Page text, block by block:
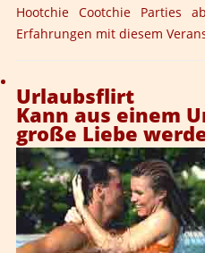
Hootchie Cootchie Parties
Erfahrungen mit diesem
Urlaubsflirt
Kann aus einem
große Liebe